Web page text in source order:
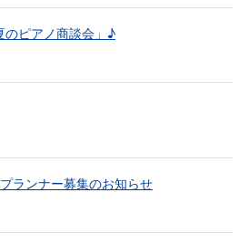
のピアノ商談会」♪
ランナー募集のお知らせ